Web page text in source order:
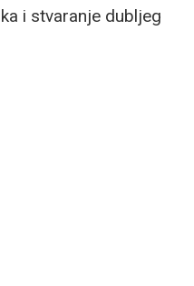
i stvaranje dubljeg